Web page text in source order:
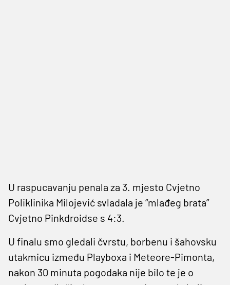
U raspucavanju penala za 3. mjesto Cvjetno
Poliklinika Milojević svladala je “mlađeg brata”
Cvjetno Pinkdroidse s 4:3.
U finalu smo gledali čvrstu, borbenu i šahovsku
utakmicu između Playboxa i Meteore-Pimonta,
nakon 30 minuta pogodaka nije bilo te je o